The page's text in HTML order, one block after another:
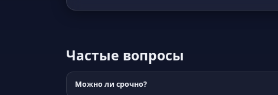
Частые вопросы
Можно ли срочно?